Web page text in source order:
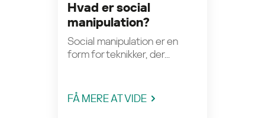
Hvad er social
manipulation?
Social manipulation er en
form for teknikker, der...
FÅ MERE AT VIDE